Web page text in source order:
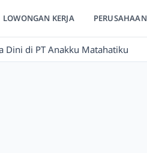
LOWONGAN KERJA PERUSAHAAN
Dini di PT Anakku Matahatiku